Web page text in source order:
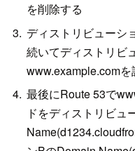
を削除する
ディストリビューシ
続いてディストリビ
www.example.comを
最後にRoute 53で
ドをディストリビュ